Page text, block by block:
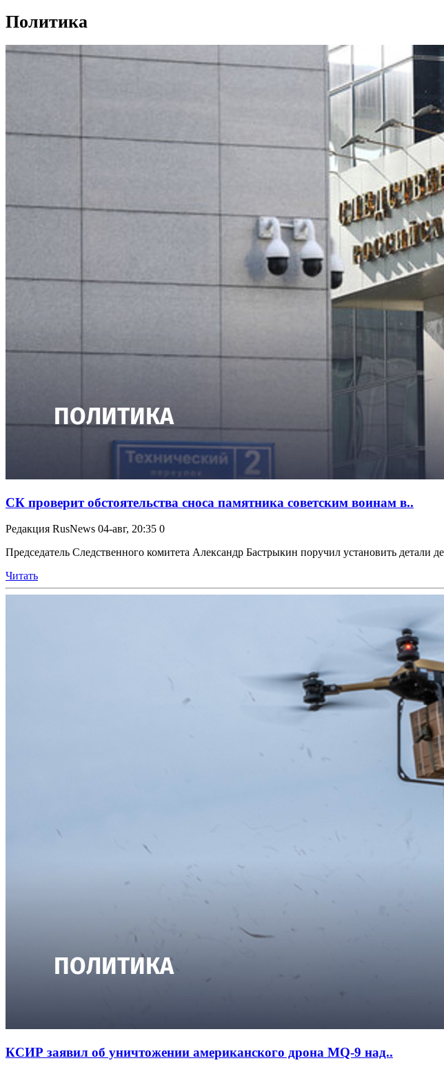
Политика
СК проверит обстоятельства сноса памятника советским воинам в..
Редакция RusNews 04-авг, 20:35 0
Председатель Следственного комитета Александр Бастрыкин поручил установить детали
Читать
КСИР заявил об уничтожении американского дрона MQ-9 над..